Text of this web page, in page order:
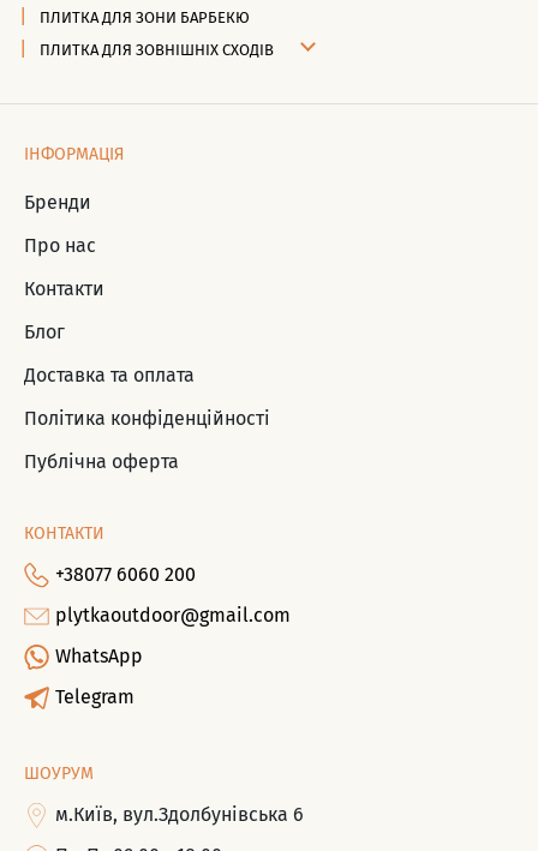
ПЛИТКА ДЛЯ ЗОНИ БАРБЕКЮ
ПЛИТКА ДЛЯ ЗОВНІШНІХ СХОДІВ
ІНФОРМАЦІЯ
Бренди
Про нас
Контакти
Блог
Доставка та оплата
Політика конфіденційності
Публічна оферта
КОНТАКТИ
+38077 6060 200
plytkaoutdoor@gmail.com
WhatsApp
Telegram
ШОУРУМ
м.Київ, вул.Здолбунівська 6